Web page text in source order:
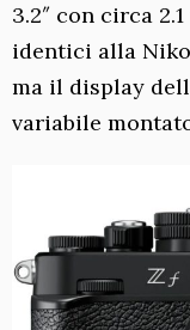
3.2″ con circa
identici alla
ma il display
variabile